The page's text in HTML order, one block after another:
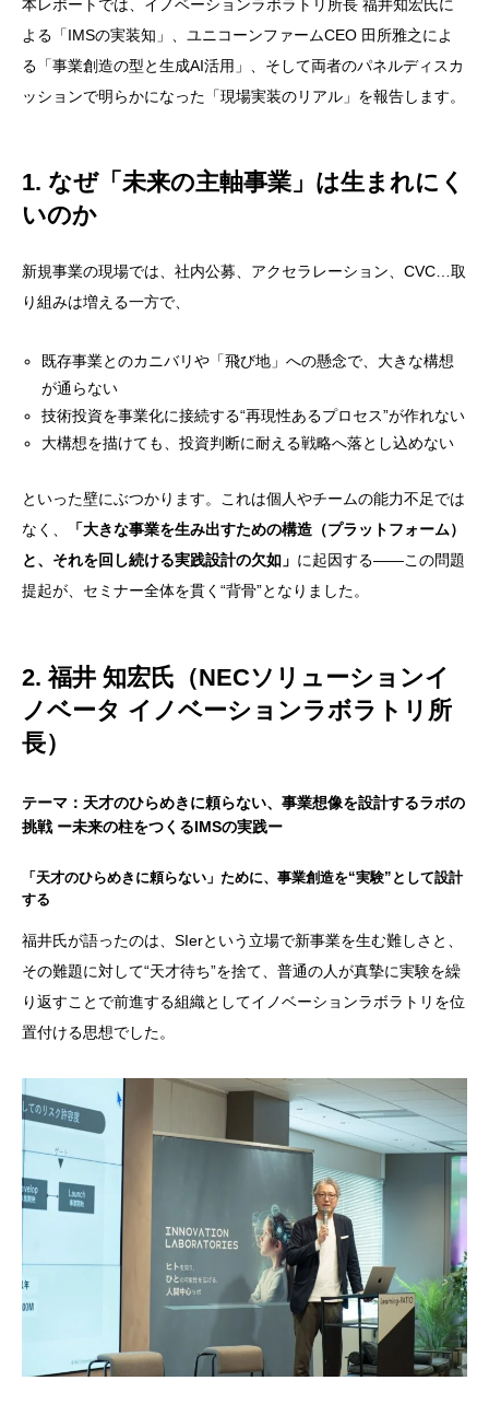
本レポートでは、イノベーションラボラトリ所長 福井知宏氏に
よる「IMSの実装知」、ユニコーンファームCEO 田所雅之によ
る「事業創造の型と生成AI活用」、そして両者のパネルディスカ
ッションで明らかになった「現場実装のリアル」を報告します。
1. なぜ「未来の主軸事業」は生まれにく
いのか
新規事業の現場では、社内公募、アクセラレーション、CVC…取
り組みは増える一方で、
既存事業とのカニバリや「飛び地」への懸念で、大きな構想
が通らない
技術投資を事業化に接続する“再現性あるプロセス”が作れない
大構想を描けても、投資判断に耐える戦略へ落とし込めない
といった壁にぶつかります。これは個人やチームの能力不足では
なく、
「大きな事業を生み出すための構造（プラットフォーム）
と、それを回し続ける実践設計の欠如」 に起因する——この問題
提起が、セミナー全体を貫く“背骨”となりました。
2. 福井 知宏氏（NECソリューションイ
ノベータ イノベーションラボラトリ所
長）
テーマ：天才のひらめきに頼らない、事業想像を設計するラボの
挑戦 ー未来の柱をつくるIMSの実践ー
「天才のひらめきに頼らない」ために、事業創造を“実験”として設計
する
福井氏が語ったのは、SIerという立場で新事業を生む難しさと、
その難題に対して“天才待ち”を捨て、普通の人が真摯に実験を繰
り返すことで前進する組織としてイノベーションラボラトリを位
置付ける思想でした。